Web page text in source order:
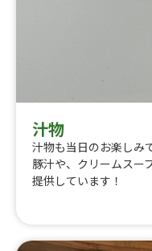
汁物
汁物も当日のお楽しみ
豚汁や、クリームスー
提供しています！